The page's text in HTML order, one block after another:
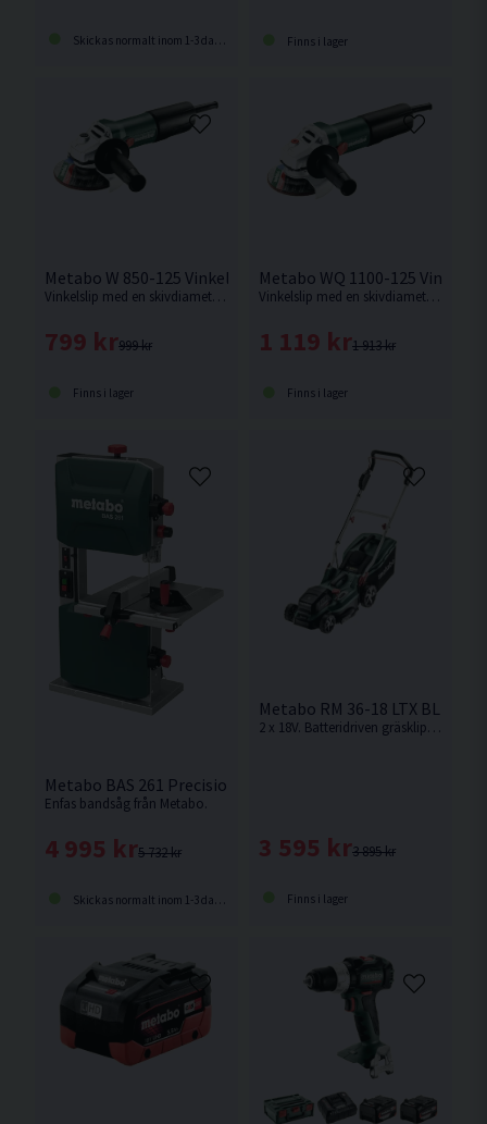
Skickas normalt inom 1-3 dagar Finns i lager
Metabo W 850-125 Vinkelslip 125mm (850w)
Vinkelslip med en skivdiameter på 125mm och en motoreffekt på 850w från Metabo.
999 kr
799 kr
Finns i lager
Metabo WQ 1100-125
Vinkelslip med en skivdiameter på 125mm och en motoreffekt på 1100w från Metabo.
1 913 kr
1 119 kr
Finns i lager
Metabo BAS 261 Precision Bandsåg (400w)
Enfas bandsåg från Metabo.
5 732 kr
4 995 kr
Skickas normalt inom 1-3 dagar
Metabo RM 36-18 LTX BL 36
2 x 18V. Batteridriven gräsklippare från Metabo som använder sig av dubbla 18V batterier för drift med en klippbredd på 36cm.
3 895 kr
3 595 kr
Finns i lager